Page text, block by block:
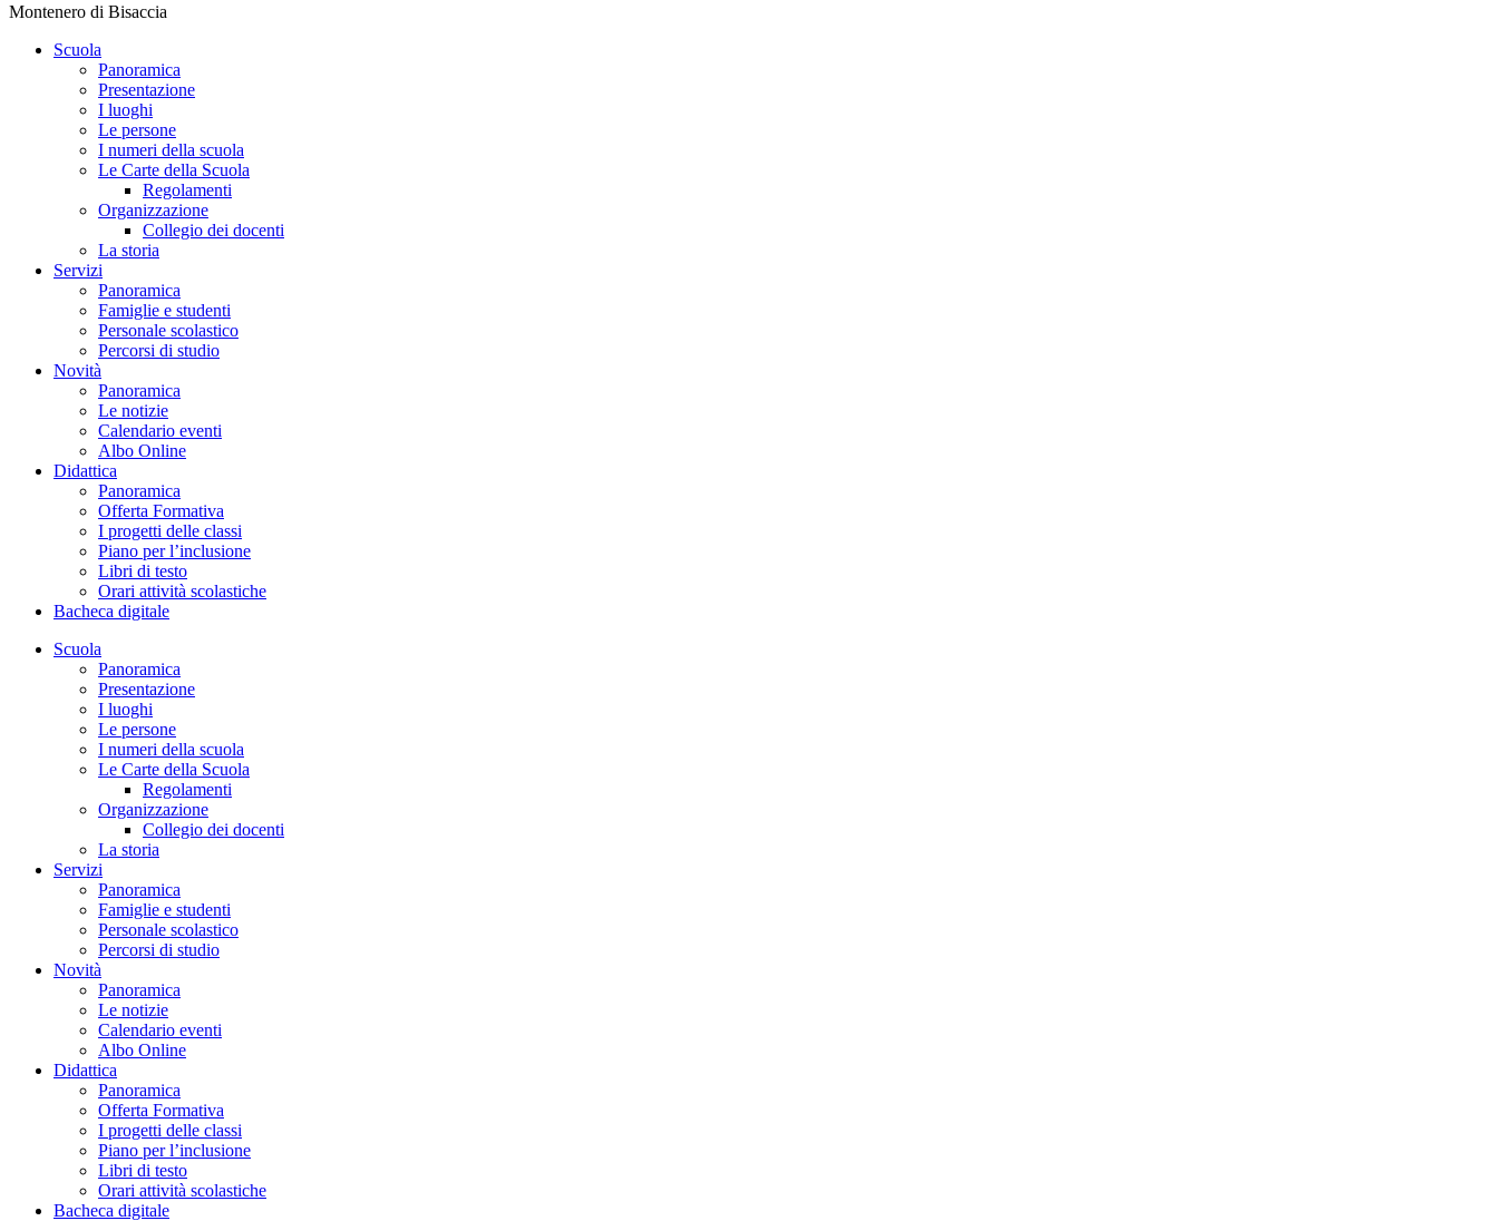
Montenero di Bisaccia
Scuola
Panoramica
Presentazione
I luoghi
Le persone
I numeri della scuola
Le Carte della Scuola
Regolamenti
Organizzazione
Collegio dei docenti
La storia
Servizi
Panoramica
Famiglie e studenti
Personale scolastico
Percorsi di studio
Novità
Panoramica
Le notizie
Calendario eventi
Albo Online
Didattica
Panoramica
Offerta Formativa
I progetti delle classi
Piano per l’inclusione
Libri di testo
Orari attività scolastiche
Bacheca digitale
Scuola
Panoramica
Presentazione
I luoghi
Le persone
I numeri della scuola
Le Carte della Scuola
Regolamenti
Organizzazione
Collegio dei docenti
La storia
Servizi
Panoramica
Famiglie e studenti
Personale scolastico
Percorsi di studio
Novità
Panoramica
Le notizie
Calendario eventi
Albo Online
Didattica
Panoramica
Offerta Formativa
I progetti delle classi
Piano per l’inclusione
Libri di testo
Orari attività scolastiche
Bacheca digitale